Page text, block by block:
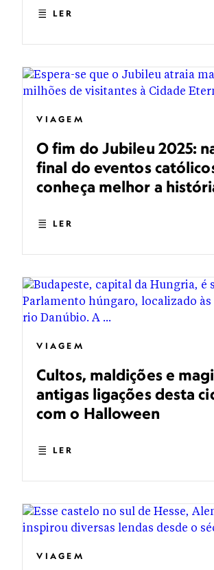
LER
VIAGEM
O fim do Jubileu 2025:
final do eventos
conheça melhor a
LER
VIAGEM
Cultos, maldições e
antigas ligações desta
com o Halloween
LER
VIAGEM